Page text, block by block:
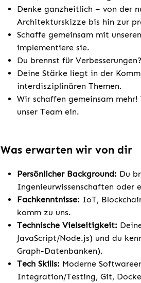
Denke ganzheitlich – von der
Architekturskizze bis hin zur
Schaffe gemeinsam mit
implementiere sie.
Du brennst für
Deine Stärke liegt in der
interdisziplinären Themen.
Wir schaffen gemeinsam
unser Team ein.
Was erwarten wir von dir
Persönlicher Background: Du
Ingenieurwissenschaften
Fachkenntnisse: IoT,
komm zu uns.
Technische Vielseitigkeit:
JavaScript/Node.js) und du
Graph-Datenbanken).
Tech Skills: Moderne
Integration/Testing, Git,